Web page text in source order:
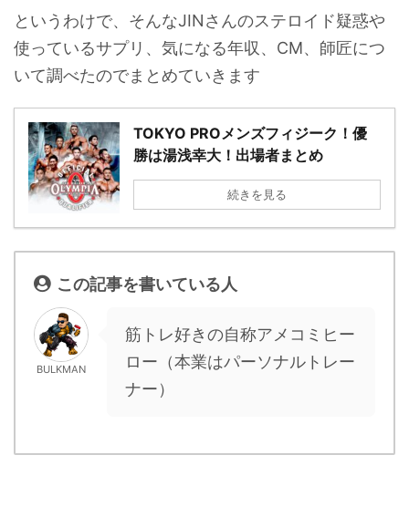
というわけで、そんなJINさんのステロイド疑惑や
使っているサプリ、気になる年収、CM、師匠につ
いて調べたのでまとめていきます
TOKYO PROメンズフィジーク！優
勝は湯浅幸大！出場者まとめ
続きを見る
この記事を書いている人
BULKMAN
筋トレ好きの自称アメコミヒー
ロー（本業はパーソナルトレー
ナー）